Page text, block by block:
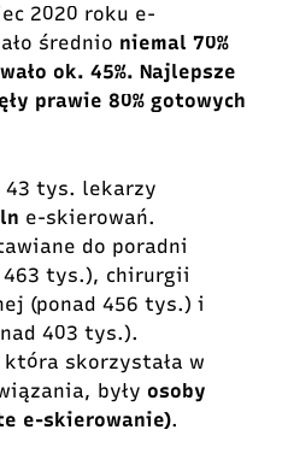
2020 roku e-
średnio niemal 70%
ok. 45%. Najlepsze
prawie 80% gotowych
43 tys. lekarzy
e-skierowań.
do poradni
tys.), chirurgii
(ponad 456 tys.) i
403 tys.).
skorzystała w
były osoby
e-skierowanie).